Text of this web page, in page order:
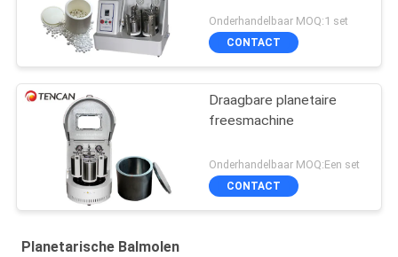
Onderhandelbaar MOQ:1 set
CONTACT
Draagbare planetaire
freesmachine
Onderhandelbaar MOQ:Een set
CONTACT
Planetarische Balmolen